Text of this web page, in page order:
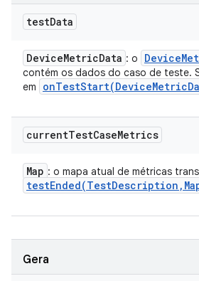
testData
DeviceMetricData : o Device
contém os dados do caso de teste.
em
onTestStart(DeviceMetric
currentTestCaseMetrics
Map : o mapa atual de métricas
testEnded(TestDescription ,
Gera